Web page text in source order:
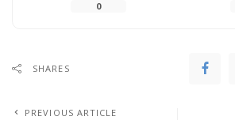
0
SHARES
PREVIOUS ARTICLE